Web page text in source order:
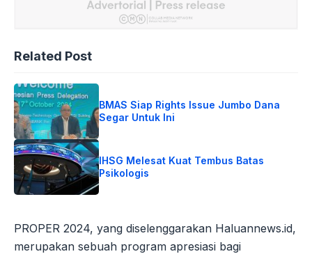
Related Post
BMAS Siap Rights Issue Jumbo Dana
Segar Untuk Ini
IHSG Melesat Kuat Tembus Batas
Psikologis
PROPER 2024, yang diselenggarakan Haluannews.id,
merupakan sebuah program apresiasi bagi